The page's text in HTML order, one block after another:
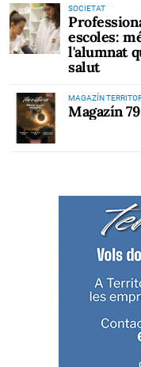
SOCIETAT
escoles:
l'alumnat
salut
MAGAZÍN
Magazín 79